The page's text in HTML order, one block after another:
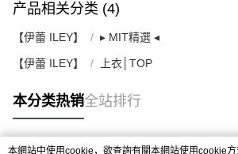
产品相关分类 (4)
【伊蕾 ILEY】 ▸ MIT精選 ◂
【伊蕾 ILEY】 上衣│TOP
本分类热销全站排行
本網站中使用cookie，欲查詢有關本網站使用cookie